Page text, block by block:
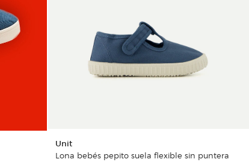
Unit
Lona bebés pepito suela flexible sin puntera